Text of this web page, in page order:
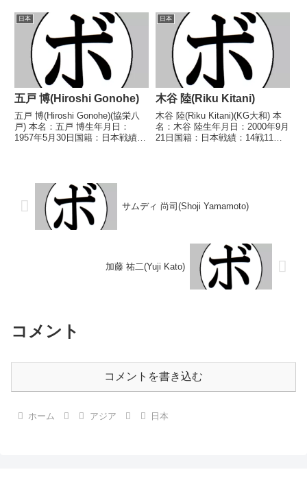
し【戦歴】1999/02/02 ○4R判定
(採点不明) 浦和 良輔(沖)■1999
得タイトル】第24代OPBF東洋太
平洋ライトフライ級王座 【戦
歴】1998/10...
日本
五戸 博(Hiroshi Gonohe)
五戸 博(Hiroshi Gonohe)(協栄八
戸) 本名：五戸 博生年月日：
1957年5月30日国籍：日本戦績：
歴】1980/04/26...
日本
木谷 陸(Riku Kitani)
木谷 陸(Riku Kitani)(KG大和) 本
名：木谷 陸生年月日：2000年9月
21日国籍：日本戦績：14戦11勝
サムディ 尚司(Shoji Yamamoto)
加藤 祐二(Yuji Kato)
コメント
コメントを書き込む
ホーム アジア 日本